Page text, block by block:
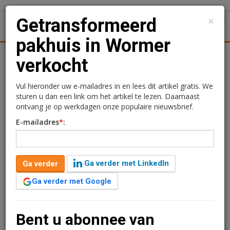
Nieuws Uitgelicht
Getransformeerd pakhuis
in Wormer verkocht
Rijstmerk Lassie, onderdeel van het Spaanse Ebro
Foods, heeft het tot kantoor getransformeerde
pakhuis aan de Lassiestraat 2 in Wormer verkocht aan
×
Getransformeerd
pakhuis in Wormer
verkocht
Vul hieronder uw e-mailadres in en lees dit artikel gratis. We
sturen u dan een link om het artikel te lezen. Daarnaast
ontvang je op werkdagen onze populaire nieuwsbrief.
E-mailadres*:
Ga verder
Ga verder met LinkedIn
Ga verder met Google
Bent u abonnee van